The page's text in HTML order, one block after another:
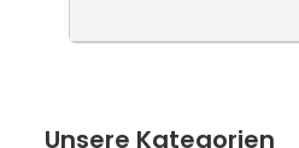
Unsere Kategorien